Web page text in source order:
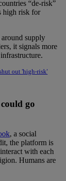
“de-risk”
high risk for
supply
it signals more
out 'high-risk'
go
, a social
the platform is
with each
Humans are